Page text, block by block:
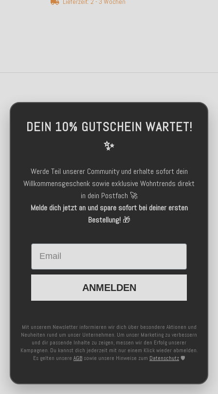
DEIN 10% GUTSCHEIN WARTET!
✨
Werde Teil unserer Community und erhalte sofort dein
Willkommensgeschenk sowie exklusive Wohntrends direkt
in dein Postfach 🚀
Melde dich jetzt an und spare sofort bei deiner ersten
Bestellung!🎁
Email
ANMELDEN
Mit unserem Newsletter informieren wir dich über besondere Aktionen und
Neuheiten rund um unser Unternehmen. Um unser Marketing zu verbessern
und dir passende Inhalte zu zeigen, messen wir den Erfolg unserer
Kampagnen. Du kannst dich jederzeit mit nur einem Klick wieder abmelden.
Es gelten unsere AGB sowie unsere Hinweise zum Datenschutz 🛡️